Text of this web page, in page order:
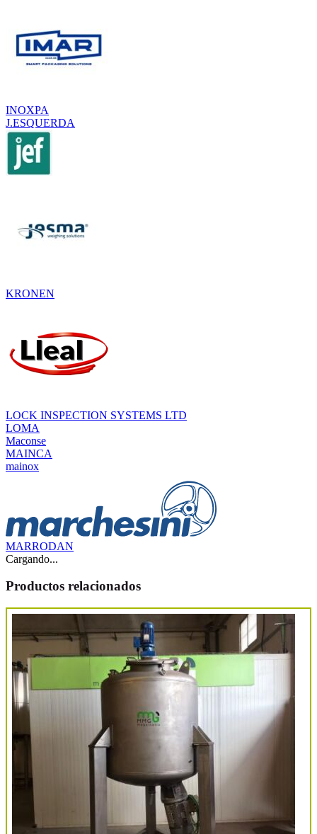
INOXPA
J.ESQUERDA
KRONEN
LOCK INSPECTION SYSTEMS LTD
LOMA
Maconse
MAINCA
mainox
MARRODAN
Cargando...
Productos relacionados